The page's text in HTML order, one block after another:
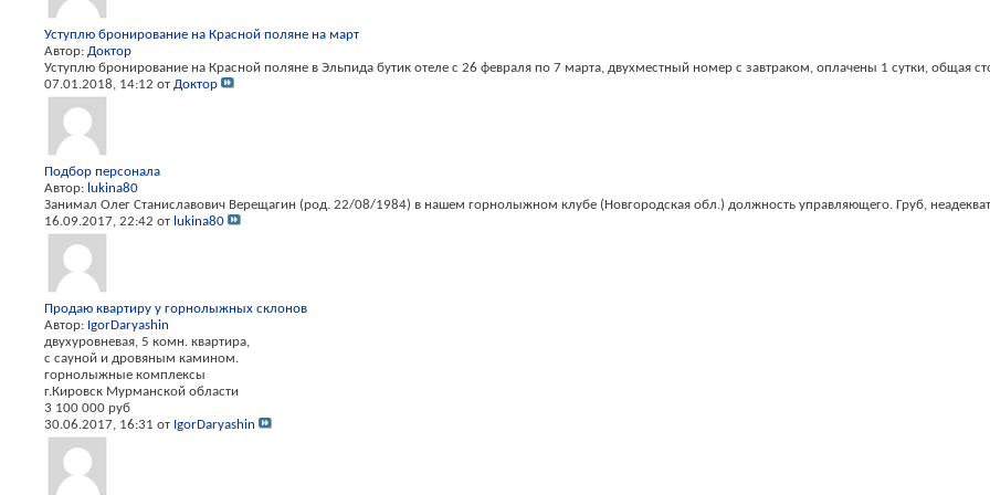
Уступлю бронирование на Красной поляне на март
Автор: Доктор
Уступлю бронирование на Красной поляне в Эльпида бутик отеле с 26 февраля по 7 марта, двухместный номер с завтраком, оплачены 1 сутки, общая
07.01.2018, 14:12 от Доктор
Подбор персонала
Автор: lukina80
Занимал Олег Станиславович Верещагин (род. 22/08/1984) в нашем горнолыжном клубе (Новгородская обл.) должность управляющего. Груб,
16.09.2017, 22:42 от lukina80
Продаю квартиру у горнолыжных склонов
Автор: IgorDaryashin
двухуровневая, 5 комн. квартира,
с сауной и дровяным камином.
горнолыжные комплексы
г.Кировск Мурманской области
3 100 000 руб
30.06.2017, 16:31 от IgorDaryashin